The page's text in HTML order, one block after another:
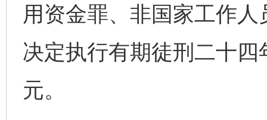
用资金罪、非国家工作
决定执行有期徒刑二十
元。